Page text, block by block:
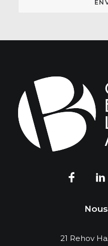
21 Rehov